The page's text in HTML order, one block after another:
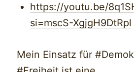
https://youtu.be/
si=mscS-XgjgH9DtRpl
Mein Einsatz für